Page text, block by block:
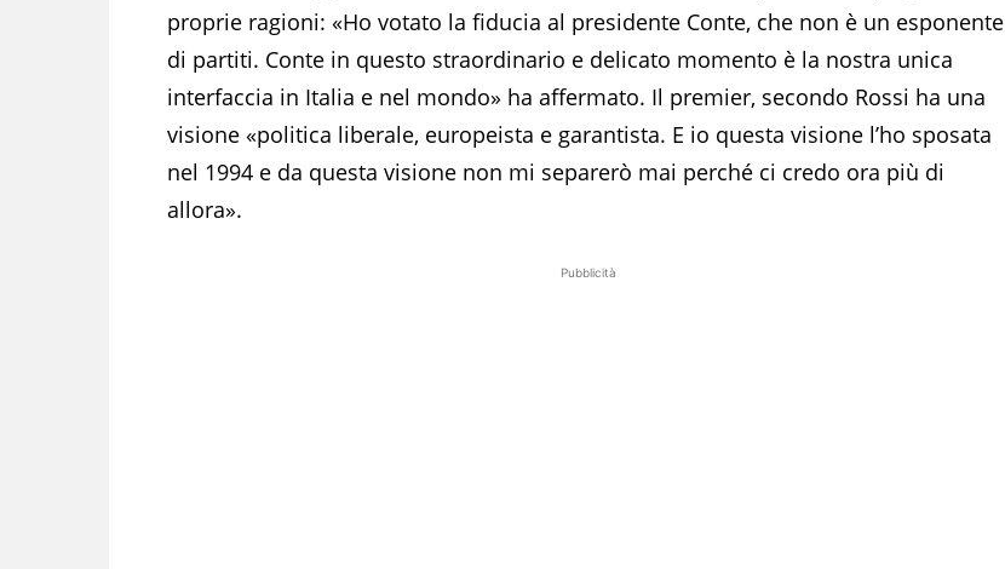
proprie ragioni: «Ho votato la fiducia al presidente Conte, che non è un esponente
di partiti. Conte in questo straordinario e delicato momento è la nostra unica
interfaccia in Italia e nel mondo» ha affermato. Il premier, secondo Rossi ha una
visione «politica liberale, europeista e garantista. E io questa visione l’ho sposata
nel 1994 e da questa visione non mi separerò mai perché ci credo ora più di
allora».
Pubblicità